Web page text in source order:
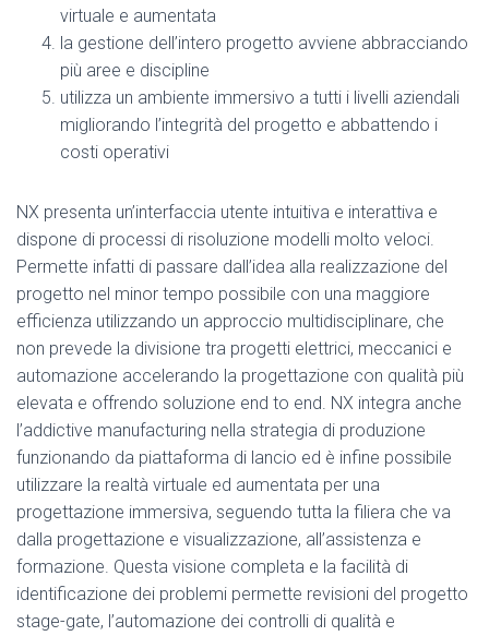
virtuale e aumentata
la gestione dell’intero progetto avviene abbracciando
più aree e discipline
utilizza un ambiente immersivo a tutti i livelli aziendali
migliorando l’integrità del progetto e abbattendo i
costi operativi
NX presenta un’interfaccia utente intuitiva e interattiva e
dispone di processi di risoluzione modelli molto veloci.
Permette infatti di passare dall’idea alla realizzazione del
progetto nel minor tempo possibile con una maggiore
efficienza utilizzando un approccio multidisciplinare, che
non prevede la divisione tra progetti elettrici, meccanici e
automazione accelerando la progettazione con qualità più
elevata e offrendo soluzione end to end. NX integra anche
l’addictive manufacturing nella strategia di produzione
funzionando da piattaforma di lancio ed è infine possibile
utilizzare la realtà virtuale ed aumentata per una
progettazione immersiva, seguendo tutta la filiera che va
dalla progettazione e visualizzazione, all’assistenza e
formazione. Questa visione completa e la facilità di
identificazione dei problemi permette revisioni del progetto
stage-gate, l’automazione dei controlli di qualità e